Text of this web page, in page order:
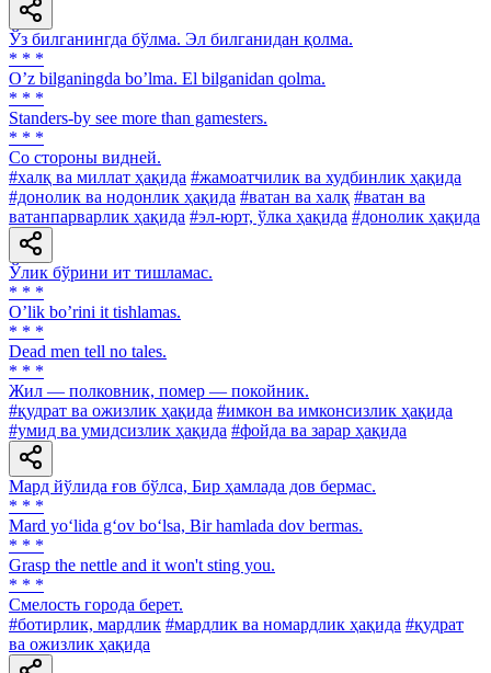
Ўз билганингда бўлма. Эл билганидан қолма.
* * *
Oʼz bilganingda boʼlma. El bilganidan qolma.
* * *
Standers-by see more than gamesters.
* * *
Co стороны видней.
#халқ ва миллат ҳақида #жамоатчилик ва худбинлик ҳақида
#донолик ва нодонлик ҳақида #ватан ва халқ #ватан ва
ватанпарварлик ҳақида #эл-юрт, ўлка ҳақида #донолик ҳақида
Ўлик бўрини ит тишламас.
* * *
Oʼlik boʼrini it tishlamas.
* * *
Dead men tell no tales.
* * *
Жил — полковник, помер — покойник.
#қудрат ва ожизлик ҳақида #имкон ва имконсизлик ҳақида
#умид ва умидсизлик ҳақида #фойда ва зарар ҳақида
Мард йўлида ғов бўлса, Бир ҳамлада дов бермас.
* * *
Mard yo‘lida g‘ov bo‘lsa, Bir hamlada dov bermas.
* * *
Grasp the nettle and it won't sting you.
* * *
Смелость города берет.
#ботирлик, мардлик #мардлик ва номардлик ҳақида #қудрат
ва ожизлик ҳақида